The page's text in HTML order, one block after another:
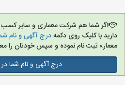
اگر شما هم شرکت معماری و سایر کسب
دارید با کلیک روی دکمهدرج آگهی و نام
معمار» ثبت نام نموده و سپس خودتان را
درج آگهی و نام شما